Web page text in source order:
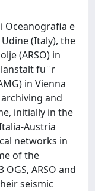
Oceanografia e
(Italy), the
(ARSO) in
fu¨r
in Vienna
and
initially in the
Austria
networks in
of the
ARSO and
seismic